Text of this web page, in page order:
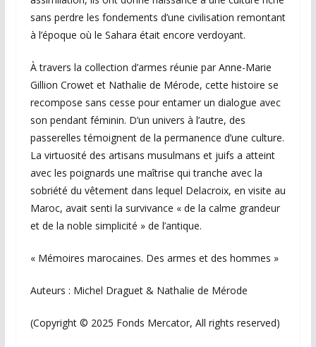
sans perdre les fondements d’une civilisation remontant
à l’époque où le Sahara était encore verdoyant.
À travers la collection d’armes réunie par Anne-Marie
Gillion Crowet et Nathalie de Mérode, cette histoire se
recompose sans cesse pour entamer un dialogue avec
son pendant féminin. D’un univers à l’autre, des
passerelles témoignent de la permanence d’une culture.
La virtuosité des artisans musulmans et juifs a atteint
avec les poignards une maîtrise qui tranche avec la
sobriété du vêtement dans lequel Delacroix, en visite au
Maroc, avait senti la survivance « de la calme grandeur
et de la noble simplicité » de l’antique.
« Mémoires marocaines. Des armes et des hommes »
Auteurs : Michel Draguet & Nathalie de Mérode
(Copyright © 2025 Fonds Mercator, All rights reserved)